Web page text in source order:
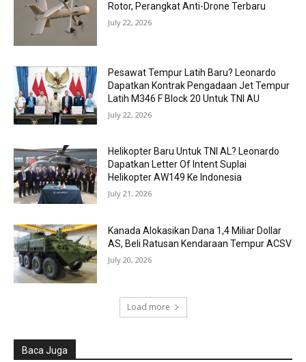
Rotor, Perangkat Anti-Drone Terbaru
July 22, 2026
Pesawat Tempur Latih Baru? Leonardo
Dapatkan Kontrak Pengadaan Jet Tempur
Latih M346 F Block 20 Untuk TNI AU
July 22, 2026
Helikopter Baru Untuk TNI AL? Leonardo
Dapatkan Letter Of Intent Suplai
Helikopter AW149 Ke Indonesia
July 21, 2026
Kanada Alokasikan Dana 1,4 Miliar Dollar
AS, Beli Ratusan Kendaraan Tempur ACSV
July 20, 2026
Load more
Baca Juga